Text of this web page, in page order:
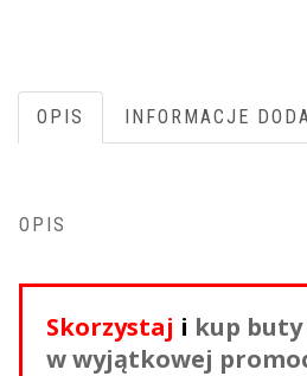
OPIS INFORMACJE
OPIS
Skorzystaj i kup
w wyjątkowej